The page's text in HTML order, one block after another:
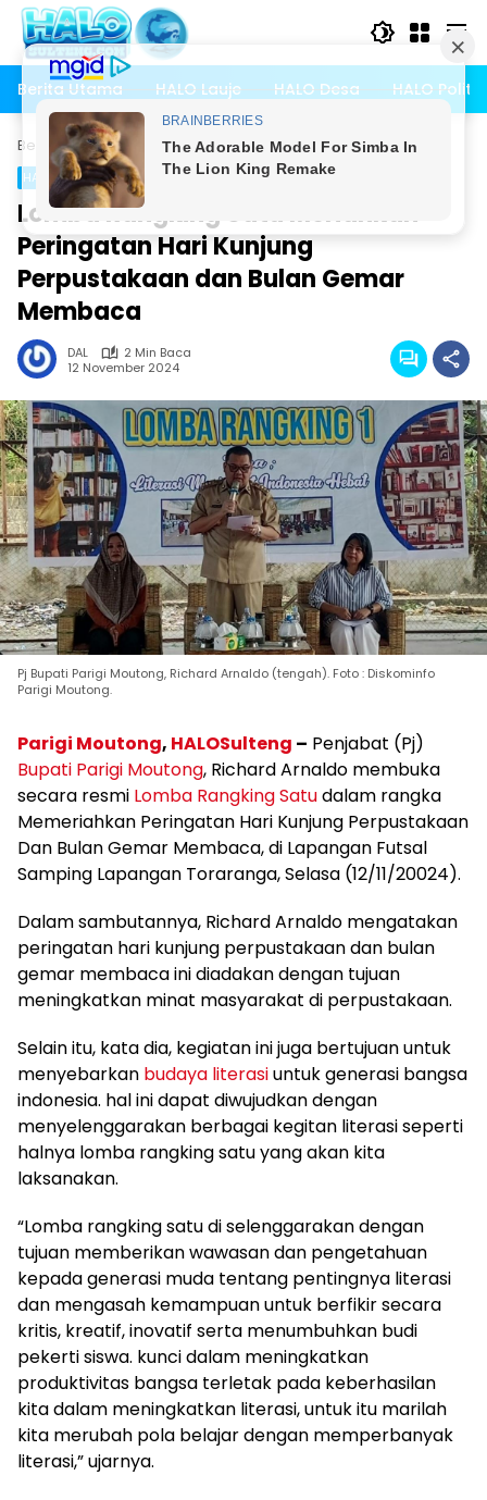
Langsung
konten
Berita Utama
HALO Lauje HALO Desa HALO Politik
Beranda HALO Sulteng HALO Parigi Moutong
HALO Parigi Moutong
Lomba Rangking Satu Meriahkan
Peringatan Hari Kunjung
Perpustakaan dan Bulan Gemar
Membaca
DAL
2 Min Baca
12 November 2024
Pj Bupati Parigi Moutong, Richard Arnaldo (tengah). Foto : Diskominfo
Parigi Moutong.
Parigi Moutong, HALOSulteng – Penjabat (Pj)
Bupati Parigi Moutong, Richard Arnaldo membuka
secara resmi Lomba Rangking Satudalam rangka
Memeriahkan Peringatan Hari Kunjung Perpustakaan
Dan Bulan Gemar Membaca, di Lapangan Futsal
Samping Lapangan Toraranga, Selasa (12/11/20024).
Dalam sambutannya, Richard Arnaldo mengatakan
peringatan hari kunjung perpustakaan dan bulan
gemar membaca ini diadakan dengan tujuan
meningkatkan minat masyarakat di perpustakaan.
Selain itu, kata dia, kegiatan ini juga bertujuan untuk
menyebarkan budaya literasiuntuk generasi bangsa
indonesia. hal ini dapat diwujudkan dengan
menyelenggarakan berbagai kegitan literasi seperti
halnya lomba rangking satu yang akan kita
laksanakan.
“Lomba rangking satu di selenggarakan dengan
tujuan memberikan wawasan dan pengetahuan
kepada generasi muda tentang pentingnya literasi
dan mengasah kemampuan untuk berfikir secara
kritis, kreatif, inovatif serta menumbuhkan budi
pekerti siswa. kunci dalam meningkatkan
produktivitas bangsa terletak pada keberhasilan
kita dalam meningkatkan literasi, untuk itu marilah
kita merubah pola belajar dengan memperbanyak
literasi,” ujarnya.